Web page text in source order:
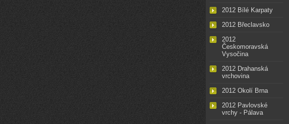
2012 Bílé Karpaty
2012 Břeclavsko
2012
Českomoravská
Vysočina
2012 Drahanská
vrchovina
2012 Okolí Brna
2012 Pavlovské
vrchy - Pálava